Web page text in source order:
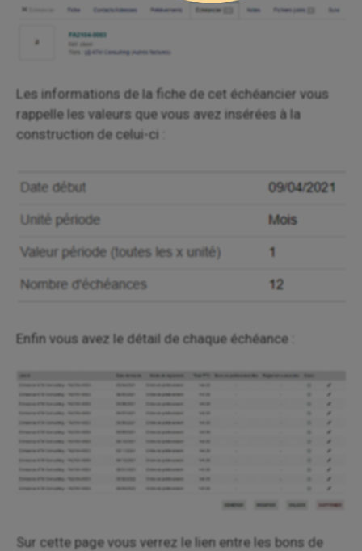
Les informations de la fiche de cet échéancier vous
rappelle les valeurs que vous avez insérées à la
construction de celui-ci :
Enfin vous avez le détail de chaque échéance :
Sur cette page vous verrez le lien entre les bons de